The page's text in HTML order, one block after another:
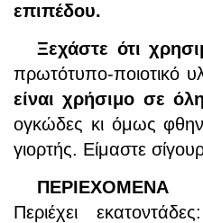
επιπέδου.
Ξεχάστε ότι
πρωτότυπο-ποιοτικό
είναι χρήσιμο σε
ογκώδες κι όμως
γιορτής. Είμαστε
ΠΕΡΙΕΧΟΜΕΝΑ
Περιέχει